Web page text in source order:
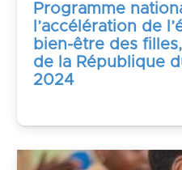
Programme
l’accélération de
bien-être des
de la République
2024